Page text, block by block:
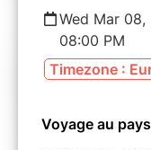
Wed Mar
08:00 PM
Timezone :
Voyage au